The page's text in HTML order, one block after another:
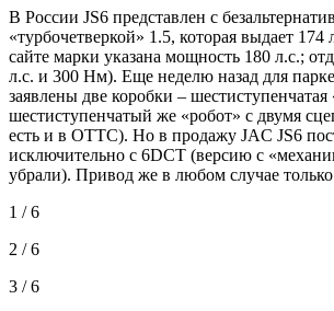
В России JS6 представлен с
«турбочетверкой» 1.5, которая выдает
сайте марки указана мощность 180 л.с.;
л.с. и 300 Нм). Еще неделю назад для
заявлены две коробки –
шестиступенчатый же «робот» с двумя
есть и в ОТТС). Но в продажу JAC JS6
исключительно с 6DCT (версию с
убрали). Привод же в любом случае
1 / 6
2 / 6
3 / 6